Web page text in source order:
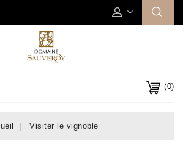
(0)
Visiter le vignoble